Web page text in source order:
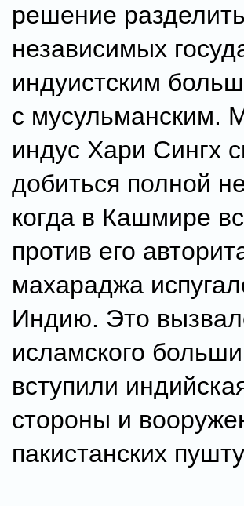
решение
независимых
индуистским
с мусульманским.
индус Хари Сингх
добиться полной
когда в Кашмире
против его
махараджа
Индию. Это
исламского
вступили
стороны и
пакистанских